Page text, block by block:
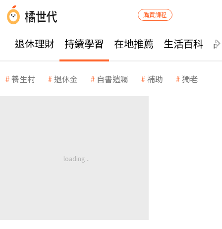
購買課程
退休理財 持續學習 在地推薦 生活百科
養生村 退休金 自書遺囑 補助 獨老